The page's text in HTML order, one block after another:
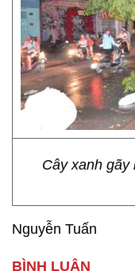
Cây xanh gãy
Nguyễn Tuấn